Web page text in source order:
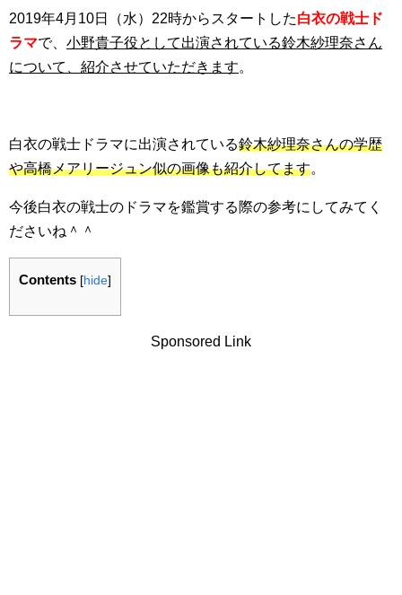
2019年4月10日（水）22時からスタートした白衣の戦士ド
ラマで、 小野貴子役として出演されている鈴木紗理奈さん
について、紹介させていただきます。
白衣の戦士ドラマに出演されている鈴木紗理奈さんの学歴
や高橋メアリージュン似の画像も紹介してます。
今後白衣の戦士のドラマを鑑賞する際の参考にしてみてく
ださいね＾＾
Contents [hide]
Sponsored Link